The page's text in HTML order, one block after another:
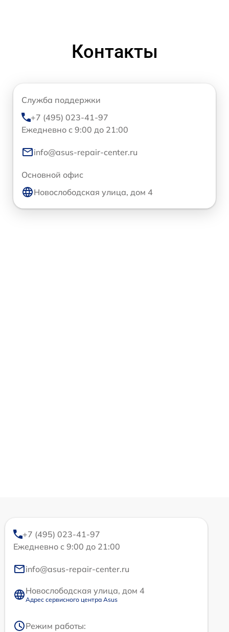
Контакты
Служба поддержки
+7 (495) 023-41-97
Ежедневно с 9:00 до 21:00
info@asus-repair-center.ru
Основной офис
Новослободская улица, дом 4
+7 (495) 023-41-97
Ежедневно с 9:00 до 21:00
info@asus-repair-center.ru
Новослободская улица, дом 4
Адрес сервисного центра Asus
Режим работы: